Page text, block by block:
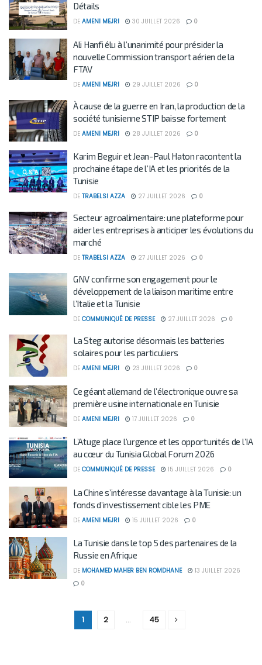
Détails
DE AMENI MEJRI 30 JUILLET 2026 0
Ali Hanfi élu à l’unanimité pour présider la
nouvelle Commission transport aérien de la
FTAV
DE AMENI MEJRI 29 JUILLET 2026 0
À cause de la guerre en Iran, la production de la
société tunisienne STIP baisse fortement
DE AMENI MEJRI 28 JUILLET 2026 0
Karim Beguir et Jean-Paul Haton racontent la
prochaine étape de l’IA et les priorités de la
Tunisie
DE TRABELSI AZZA 27 JUILLET 2026 0
Secteur agroalimentaire: une plateforme pour
aider les entreprises à anticiper les évolutions du
marché
DE TRABELSI AZZA 27 JUILLET 2026 0
GNV confirme son engagement pour le
développement de la liaison maritime entre
l’Italie et la Tunisie
DE COMMUNIQUÉ DE PRESSE 27 JUILLET 2026 0
La Steg autorise désormais les batteries
solaires pour les particuliers
DE AMENI MEJRI 23 JUILLET 2026 0
Ce géant allemand de l’électronique ouvre sa
première usine internationale en Tunisie
DE AMENI MEJRI 17 JUILLET 2026 0
L’Atuge place l’urgence et les opportunités de l’IA
au cœur du Tunisia Global Forum 2026
DE COMMUNIQUÉ DE PRESSE 15 JUILLET 2026 0
La Chine s’intéresse davantage à la Tunisie: un
fonds d’investissement cible les PME
DE AMENI MEJRI 15 JUILLET 2026 0
La Tunisie dans le top 5 des partenaires de la
Russie en Afrique
DE MOHAMED MAHER BEN ROMDHANE
13 JUILLET 2026
0
1 2 … 45